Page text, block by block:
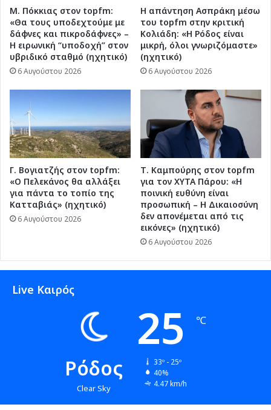
Μ. Πόκκιας στον topfm:
«Θα τους υποδεχτούμε με
δάφνες και πικροδάφνες» –
Η ειρωνική “υποδοχή” στον
υβριδικό σταθμό (ηχητικό)
6 Αυγούστου 2026
Η απάντηση Ασπράκη μέσω
του topfm στην κριτική
Κολιάδη: «Η Ρόδος είναι
μικρή, όλοι γνωριζόμαστε»
(ηχητικό)
6 Αυγούστου 2026
Γ. Βογιατζής στον topfm:
«Ο Πελεκάνος θα αλλάξει
για πάντα το τοπίο της
Κατταβιάς» (ηχητικό)
6 Αυγούστου 2026
Τ. Καμπούρης στον topfm
για τον ΧΥΤΑ Πάρου: «Η
ποινική ευθύνη είναι
προσωπική – Η Δικαιοσύνη
δεν απονέμεται από τις
εικόνες» (ηχητικό)
6 Αυγούστου 2026
Live Καιρός
Ρόδος
Clear Sky
25 ℃
33º - 25º
40%
4.47 km/h